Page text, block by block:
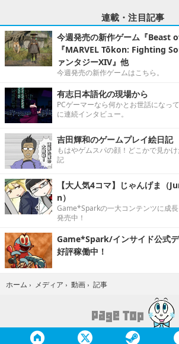
連載・注目記事
今週発売の新作ゲーム『Beast
『MARVEL Tōkon: Fighting
ァンタジーXIV』他
今週発売の新作ゲームはこちら。
有志日本語化の現場から
PCゲーマーなら何かとお世話になっ
に連続インタビュー。
吉田輝和のゲームプレイ絵日記
もはやゲムスパの顔！どこかで見か
記
【大人気4コマ】じゃんげま（
n）
Game*Sparkの一大コンテンツに成
発売中！
Game*Spark/インサイド公式
好評稼働中！
ホーム › メディア › 動画 › 記事